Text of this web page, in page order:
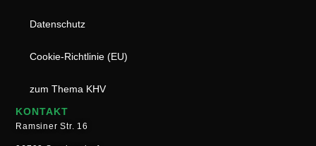
Datenschutz
Cookie-Richtlinie (EU)
zum Thema KHV
KONTAKT
Ramsiner Str. 16